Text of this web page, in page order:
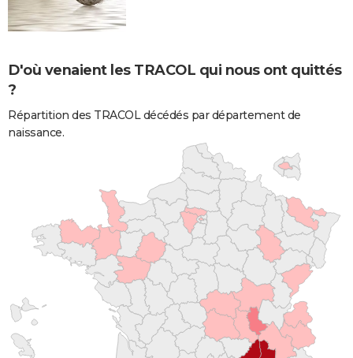
D'où venaient les TRACOL qui nous ont quittés
?
Répartition des TRACOL décédés par département de
naissance.